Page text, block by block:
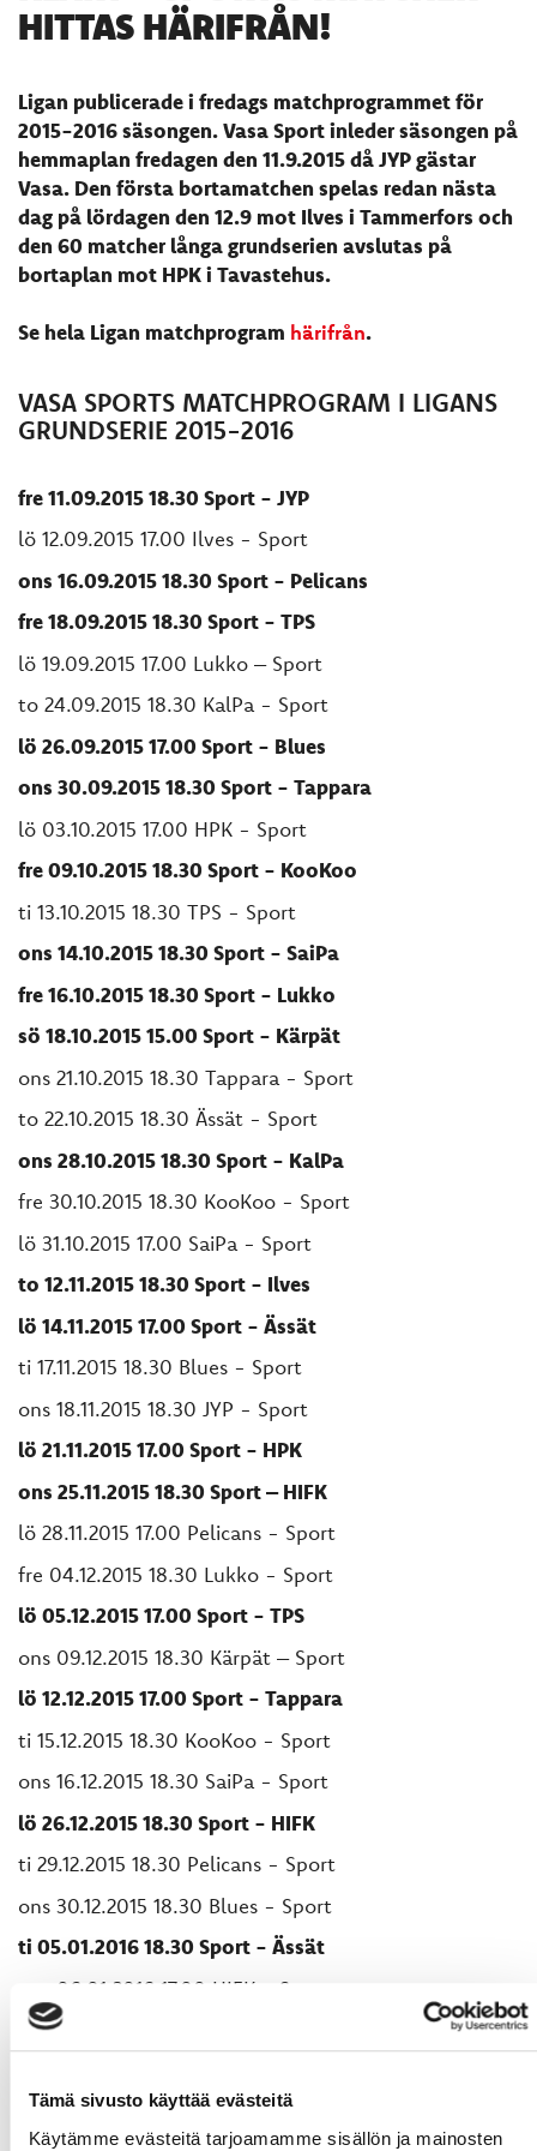
Tämä sivusto käyttää evästeitä
Käytämme evästeitä tarjoamamme sisällön ja mainosten
HITTAS HÄRIFRÅN!
Ligan publicerade i fredags matchprogrammet för
2015-2016 säsongen. Vasa Sport inleder säsongen på
hemmaplan fredagen den 11.9.2015 då JYP gästar
Vasa. Den första bortamatchen spelas redan nästa
dag på lördagen den 12.9 mot Ilves i Tammerfors och
den 60 matcher långa grundserien avslutas på
bortaplan mot HPK i Tavastehus.
Se hela Ligan matchprogram härifrån.
VASA SPORTS MATCHPROGRAM I LIGANS
GRUNDSERIE 2015-2016
fre 11.09.2015 18.30 Sport - JYP
lö 12.09.2015 17.00 Ilves - Sport
ons 16.09.2015 18.30 Sport - Pelicans
fre 18.09.2015 18.30 Sport - TPS
lö 19.09.2015 17.00 Lukko – Sport
to 24.09.2015 18.30 KalPa - Sport
lö 26.09.2015 17.00 Sport - Blues
ons 30.09.2015 18.30 Sport - Tappara
lö 03.10.2015 17.00 HPK - Sport
fre 09.10.2015 18.30 Sport - KooKoo
ti 13.10.2015 18.30 TPS - Sport
ons 14.10.2015 18.30 Sport - SaiPa
fre 16.10.2015 18.30 Sport - Lukko
sö 18.10.2015 15.00 Sport - Kärpät
ons 21.10.2015 18.30 Tappara - Sport
to 22.10.2015 18.30 Ässät - Sport
ons 28.10.2015 18.30 Sport - KalPa
fre 30.10.2015 18.30 KooKoo - Sport
lö 31.10.2015 17.00 SaiPa - Sport
to 12.11.2015 18.30 Sport - Ilves
lö 14.11.2015 17.00 Sport - Ässät
ti 17.11.2015 18.30 Blues - Sport
ons 18.11.2015 18.30 JYP - Sport
lö 21.11.2015 17.00 Sport - HPK
ons 25.11.2015 18.30 Sport – HIFK
lö 28.11.2015 17.00 Pelicans - Sport
fre 04.12.2015 18.30 Lukko - Sport
lö 05.12.2015 17.00 Sport - TPS
ons 09.12.2015 18.30 Kärpät – Sport
lö 12.12.2015 17.00 Sport - Tappara
ti 15.12.2015 18.30 KooKoo - Sport
ons 16.12.2015 18.30 SaiPa - Sport
lö 26.12.2015 18.30 Sport - HIFK
ti 29.12.2015 18.30 Pelicans - Sport
ons 30.12.2015 18.30 Blues - Sport
ti 05.01.2016 18.30 Sport - Ässät
ons 06.01.2016 17.00 HIFK - Sport
ons 13.01.2016 18.30 TPS - Sport
sö 17.01.2016 15.00 KalPa - Sport